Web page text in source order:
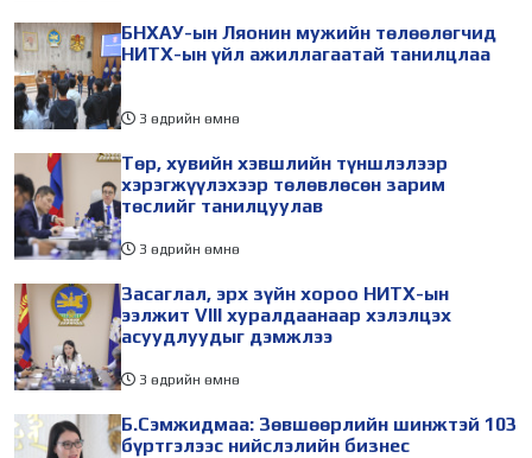
БНХАУ-ын Ляонин мужийн төлөөлөгчид
НИТХ-ын үйл ажиллагаатай танилцлаа
3 өдрийн өмнө
Төр, хувийн хэвшлийн түншлэлээр
хэрэгжүүлэхээр төлөвлөсөн зарим
төслийг танилцуулав
3 өдрийн өмнө
Засаглал, эрх зүйн хороо НИТХ-ын
ээлжит VIII хуралдаанаар хэлэлцэх
асуудлуудыг дэмжлээ
3 өдрийн өмнө
Б.Сэмжидмаа: Зөвшөөрлийн шинжтэй 103
бүртгэлээс нийслэлийн бизнес